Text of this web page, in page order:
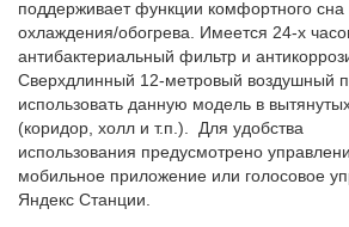
поддерживает функции комфортного сна
охлаждения/обогрева. Имеется 24-х
антибактериальный фильтр и
Сверхдлинный 12-метровый воздушный
использовать данную модель в
(коридор, холл и т.п.). Для удобства
использования предусмотрено
мобильное приложение или голосовое
Яндекс Станции.